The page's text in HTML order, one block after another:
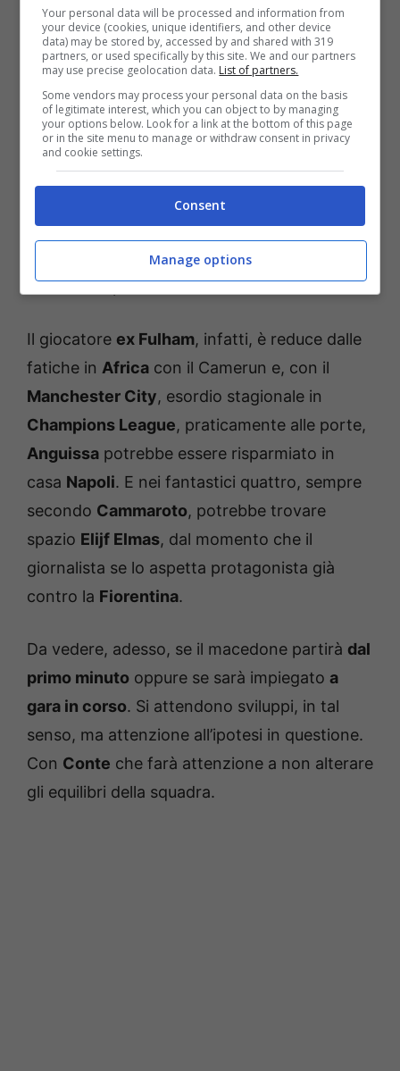
vista, di avere coraggio nelle scelte e sa che
adesso può fare grandi cose con questa
squadra. In tal senso, attenzione alle ultime
notizie che arrivano da questo punto di vista.
Zambo Anguissa, infatti, sarà l’ultimo
calciatore della rosa a disposizione diAntonio
a rientrare dopo le fatiche con la sua
Nazionalee, per questo motivo, è concreta la
possibilità che almeno inizialmente venga
lasciato a riposo.
Il giocatore ex Fulham, infatti, è reduce dalle
fatiche in Africa con il Camerun e, con il
Manchester City, esordio stagionale in
Champions League, praticamente alle porte,
Anguissa potrebbe essere risparmiato in
casa Napoli. E nei fantastici quattro, sempre
secondo Cammaroto, potrebbe trovare
spazio Elijf Elmas, dal momento che il
giornalista se lo aspetta protagonista già
contro la Fiorentina.
Da vedere, adesso, se il macedone partirà dal
primo minuto oppure se sarà impiegato a
gara in corso. Si attendono sviluppi, in tal
senso, ma attenzione all’ipotesi in questione.
Con Conte che farà attenzione a non alterare
gli equilibri della squadra.
Your personal data will be processed and information from
your device (cookies, unique identifiers, and other device
data) may be stored by, accessed by and shared with 319
partners, or used specifically by this site. We and our partners
may use precise geolocation data. List of partners.
Some vendors may process your personal data on the basis
of legitimate interest, which you can object to by managing
your options below. Look for a link at the bottom of this page
or in the site menu to manage or withdraw consent in privacy
and cookie settings.
Consent
Manage options